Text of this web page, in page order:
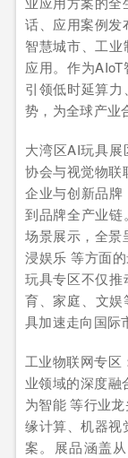
话、应用案例发
智慧城市、工
应用。作为
引领低时延算
势，为全球产业
大湾区AI玩具
协会与视觉物联
企业与创新品
到品牌全产业
场景展示，全景
浸娱乐 等方面
玩具专区不仅
育、家庭、文
具加速走向国际
工业物联网专区
业领域的深度融
为智能 等行业
缘计算、机器视
案。展品涵盖